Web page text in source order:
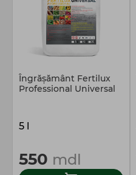
Îngrășământ Fertilux
Professional Universal
5 l
550 mdl